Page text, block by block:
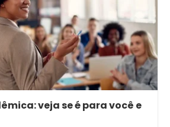
veja se é para você e